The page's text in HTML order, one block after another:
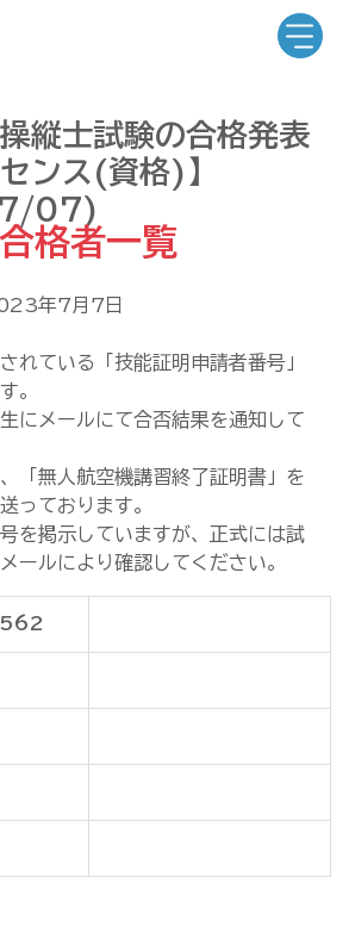
縦士試験の合格発表
ンス(資格)】
07)
合格者一覧
年7月7日
れている「技能証明申請者番号」
。
にメールにて合否結果を通知して
「無人航空機講習終了証明書」を
っております。
を掲示していますが、正式には試
ールにより確認してください。